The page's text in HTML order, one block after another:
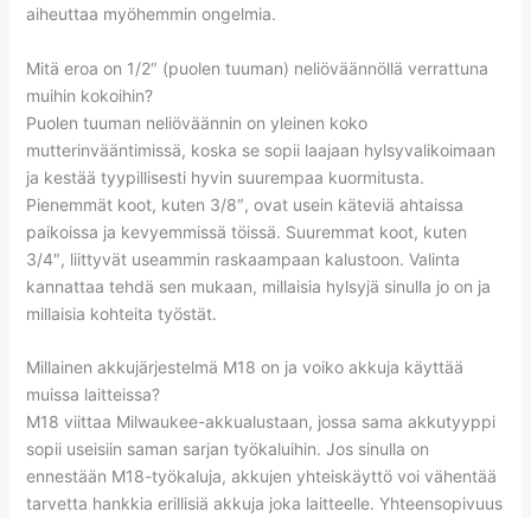
aiheuttaa myöhemmin ongelmia.
Mitä eroa on 1/2″ (puolen tuuman) neliöväännöllä verrattuna
muihin kokoihin?
Puolen tuuman neliöväännin on yleinen koko
mutterinvääntimissä, koska se sopii laajaan hylsyvalikoimaan
ja kestää tyypillisesti hyvin suurempaa kuormitusta.
Pienemmät koot, kuten 3/8″, ovat usein käteviä ahtaissa
paikoissa ja kevyemmissä töissä. Suuremmat koot, kuten
3/4″, liittyvät useammin raskaampaan kalustoon. Valinta
kannattaa tehdä sen mukaan, millaisia hylsyjä sinulla jo on ja
millaisia kohteita työstät.
Millainen akkujärjestelmä M18 on ja voiko akkuja käyttää
muissa laitteissa?
M18 viittaa Milwaukee-akkualustaan, jossa sama akkutyyppi
sopii useisiin saman sarjan työkaluihin. Jos sinulla on
ennestään M18-työkaluja, akkujen yhteiskäyttö voi vähentää
tarvetta hankkia erillisiä akkuja joka laitteelle. Yhteensopivuus